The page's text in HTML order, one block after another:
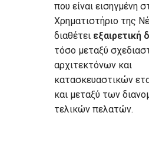
που είναι εισηγμένη
Χρηματιστήριο της
διαθέτει εξαιρετική
τόσο μεταξύ
αρχιτεκτόνων και
κατασκευαστικών
και μεταξύ των
τελικών πελατών.